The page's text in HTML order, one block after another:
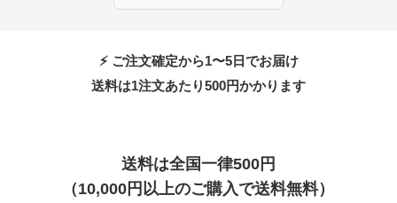
⚡ ご注文確定から1〜5日でお届け
送料は1注文あたり500円かかります
送料は全国一律500円
（10,000円以上のご購入で送料無料）